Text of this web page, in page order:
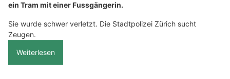
ein Tram mit einer Fussgängerin.
Sie wurde schwer verletzt. Die Stadtpolizei Zürich sucht
Zeugen.
Weiterlesen